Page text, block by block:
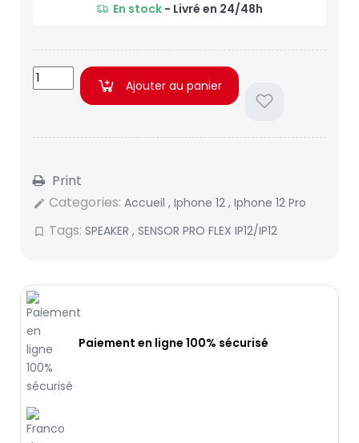
En stock - Livré en 24/48h
Ajouter au panier
Print
edit Categories: Accueil , Iphone 12 , Iphone 12 Pro
bookmark_border Tags: SPEAKER , SENSOR PRO FLEX IP12/IP12
Paiement en ligne 100% sécurisé